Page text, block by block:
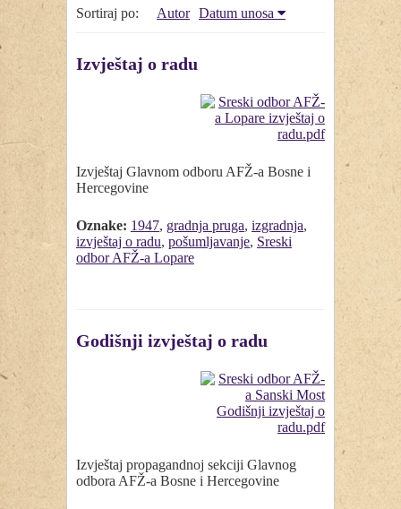
Sortiraj po: Autor Datum unosa
Izvještaj o radu
Izvještaj Glavnom odboru AFŽ-a Bosne i
Hercegovine
Oznake: 1947, gradnja pruga, izgradnja,
izvještaj o radu, pošumljavanje, Sreski
odbor AFŽ-a Lopare
Godišnji izvještaj o radu
Izvještaj propagandnoj sekciji Glavnog
odbora AFŽ-a Bosne i Hercegovine